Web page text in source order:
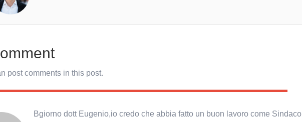
post comments in this post.
Bgiorno dott Eugenio,io credo che abbia fatto un buon lavoro come Sindaco